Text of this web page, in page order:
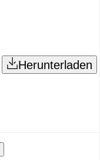
Herunterladen